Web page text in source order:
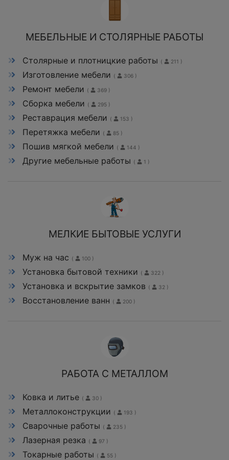
МЕБЕЛЬНЫЕ И СТОЛЯРНЫЕ РАБОТЫ
Столярные и плотницкие работы ( 211 )
Изготовление мебели ( 306 )
Ремонт мебели ( 369 )
Сборка мебели ( 295 )
Реставрация мебели ( 153 )
Перетяжка мебели ( 85 )
Пошив мягкой мебели ( 144 )
Другие мебельные работы ( 1 )
МЕЛКИЕ БЫТОВЫЕ УСЛУГИ
Муж на час ( 100 )
Установка бытовой техники ( 322 )
Установка и вскрытие замков ( 32 )
Восстановление ванн ( 200 )
РАБОТА С МЕТАЛЛОМ
Ковка и литье ( 30 )
Металлоконструкции ( 193 )
Сварочные работы ( 235 )
Лазерная резка ( 97 )
Токарные работы ( 55 )